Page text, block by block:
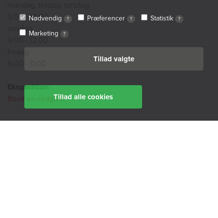
Nødvendig ? Præferencer ? Statistik ?
Marketing ?
Tillad valgte
Tillad alle cookies
9:00 - 14:00
onsdag
Ekspedition:
Book en rådgiver